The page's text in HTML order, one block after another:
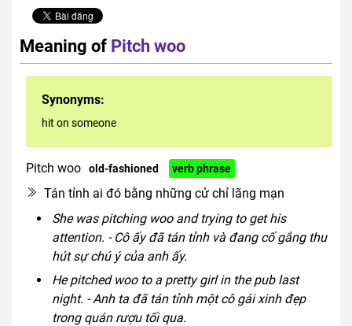
Meaning of Pitch woo
Synonyms:
hit on someone
Pitch woo old-fashioned verb phrase
Tán tỉnh ai đó bằng những cử chỉ lãng mạn
She was pitching woo and trying to get his
attention. - Cô ấy đã tán tỉnh và đang cố gắng thu
hút sự chú ý của anh ấy.
He pitched woo to a pretty girl in the pub last
night. - Anh ta đã tán tỉnh một cô gái xinh đẹp
trong quán rượu tối qua.